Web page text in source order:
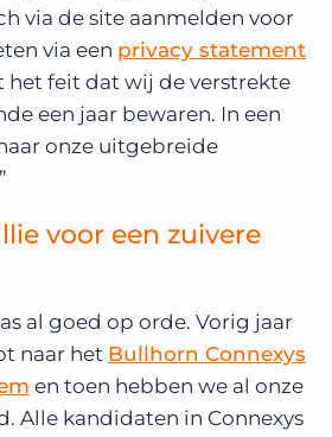
via de site aanmelden voor
via een privacy statement
het feit dat wij de verstrekte
een jaar bewaren. In een
onze uitgebreide
voor een zuivere
al goed op orde. Vorig jaar
naar het Bullhorn Connexys
en toen hebben we al onze
Alle kandidaten in Connexys